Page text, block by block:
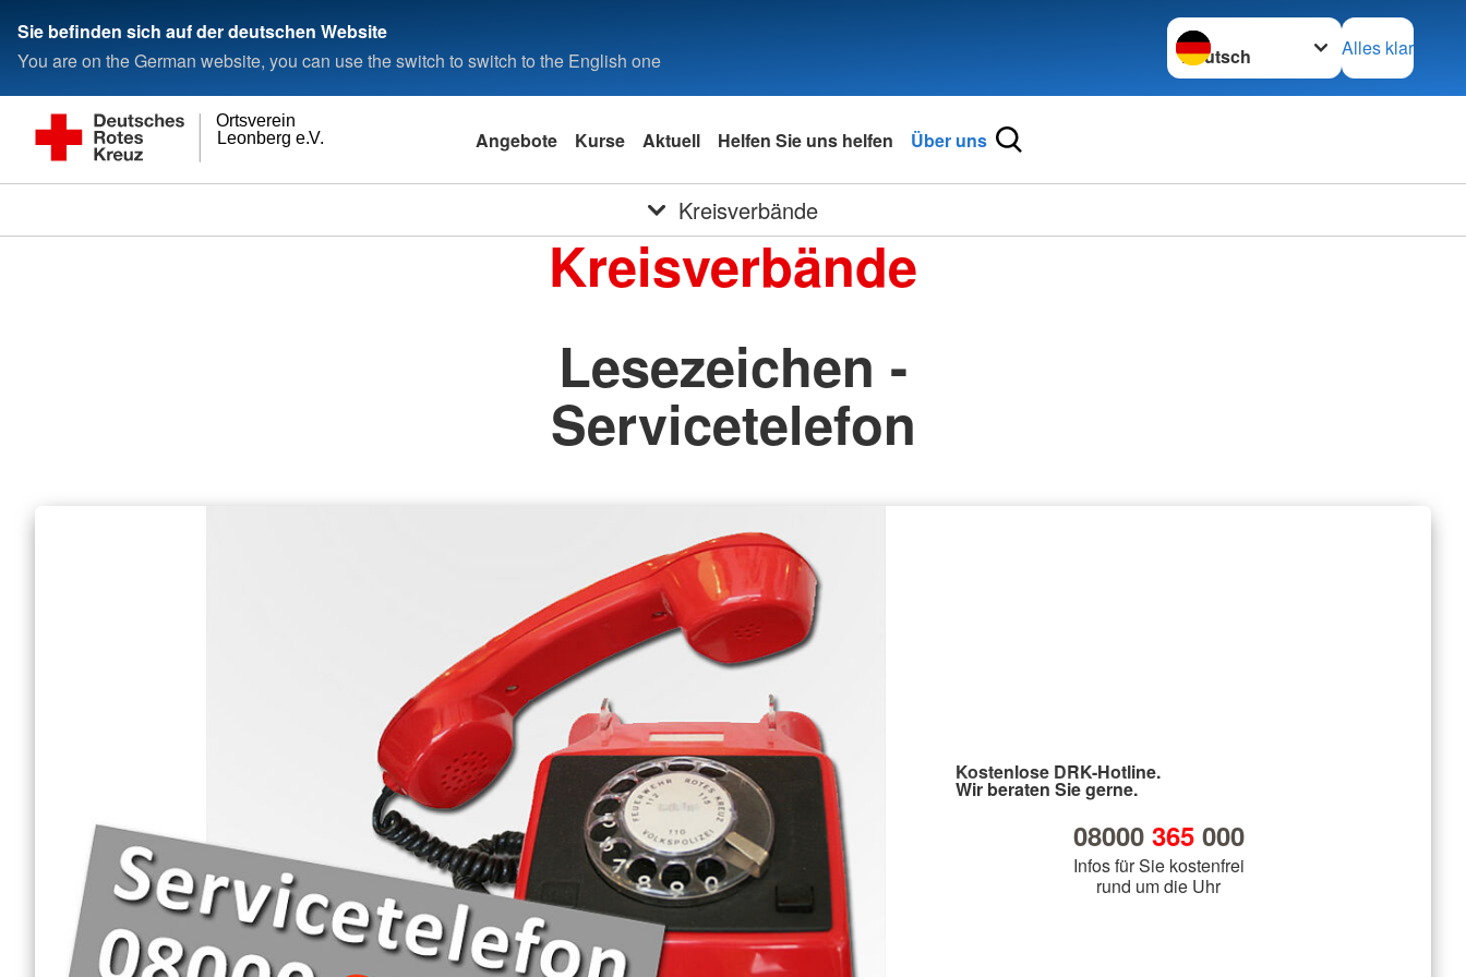
Sie befinden sich auf der deutschen Website
You are on the German website, you can use the switch to switch to the English one
Sprache wechseln zu
Alles klar
Leonberg e.V.
Ortsverein
Angebote Kurse Aktuell Helfen Sie uns helfen Über uns
Kreisverbände
Kreisverbände
Lesezeichen -
Servicetelefon
Kostenlose DRK-Hotline.
Wir beraten Sie gerne.
08000 365000
Infos für Sie kostenfrei
rund um die Uhr